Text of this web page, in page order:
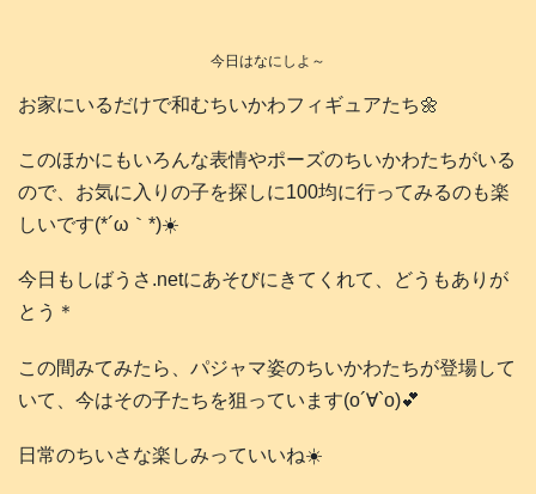
今日はなにしよ～
お家にいるだけで和むちいかわフィギュアたち🌼
このほかにもいろんな表情やポーズのちいかわたちがいる
ので、お気に入りの子を探しに100均に行ってみるのも楽
しいです(*´ω｀*)☀️
今日もしばうさ.netにあそびにきてくれて、どうもありが
とう＊
この間みてみたら、パジャマ姿のちいかわたちが登場して
いて、今はその子たちを狙っています(о´∀`о)💕
日常のちいさな楽しみっていいね☀️